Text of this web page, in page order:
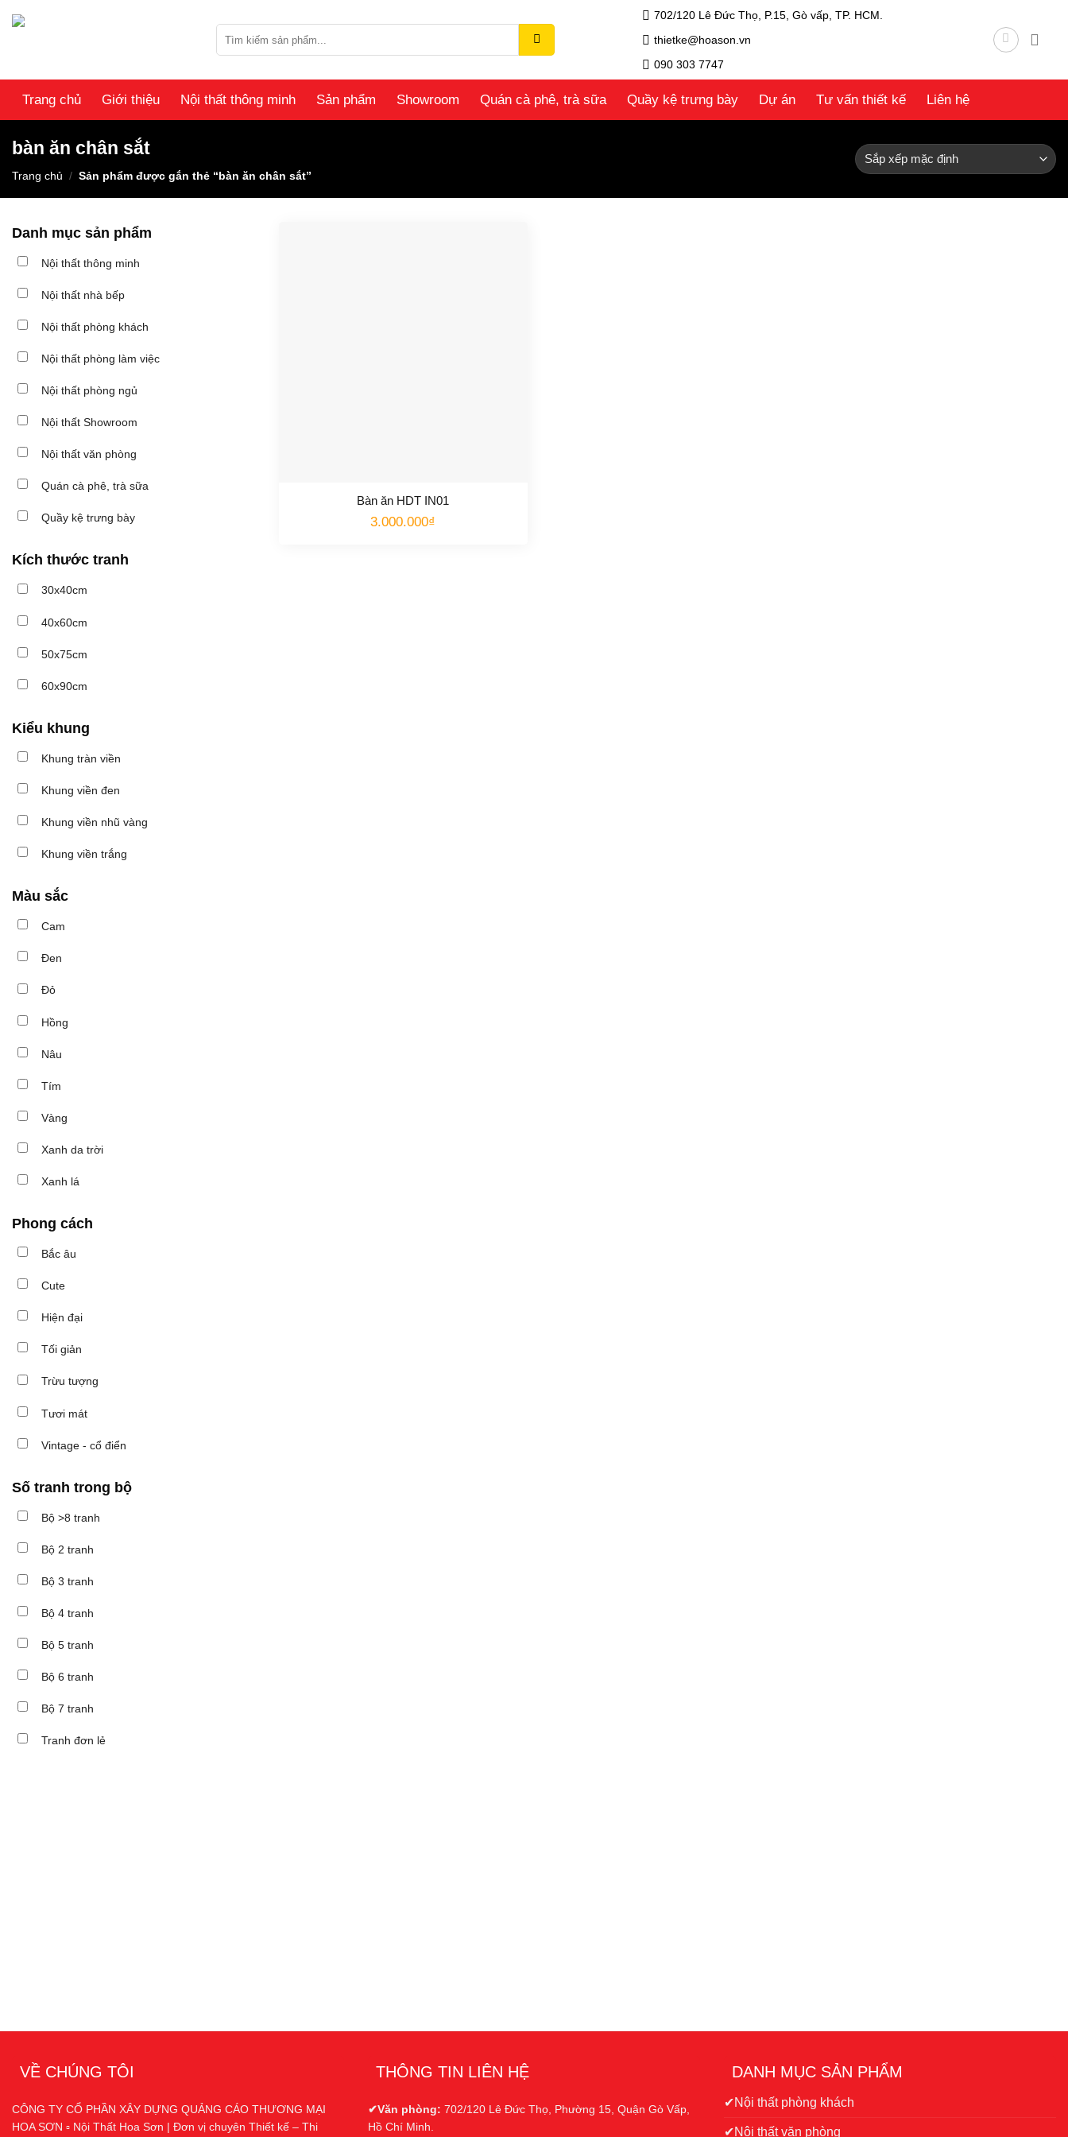
kiếm:
702/120 Lê Đức Thọ, P.15, Gò vấp, TP. HCM.
thietke@hoason.vn
090 303 7747
Trang chủ Giới thiệu Nội thất thông minh Sản phẩm Showroom Quán cà phê, trà sữa Quầy kệ trưng bày Dự án Tư vấn thiết kế Liên hệ
bàn ăn chân sắt
Trang chủ / Sản phẩm được gắn thẻ “bàn ăn chân sắt”
Danh mục sản phẩm
Nội thất thông minh
Nội thất nhà bếp
Nội thất phòng khách
Nội thất phòng làm việc
Nội thất phòng ngủ
Nội thất Showroom
Nội thất văn phòng
Quán cà phê, trà sữa
Quầy kệ trưng bày
Kích thước tranh
30x40cm
40x60cm
50x75cm
60x90cm
Kiểu khung
Khung tràn viền
Khung viền đen
Khung viền nhũ vàng
Khung viền trắng
Màu sắc
Cam
Đen
Đỏ
Hồng
Nâu
Tím
Vàng
Xanh da trời
Xanh lá
Phong cách
Bắc âu
Cute
Hiện đại
Tối giản
Trừu tượng
Tươi mát
Vintage - cổ điển
Số tranh trong bộ
Bộ >8 tranh
Bộ 2 tranh
Bộ 3 tranh
Bộ 4 tranh
Bộ 5 tranh
Bộ 6 tranh
Bộ 7 tranh
Tranh đơn lẻ
Bàn ăn HDT IN01
3.000.000₫
VỀ CHÚNG TÔI
CÔNG TY CỔ PHẦN XÂY DỰNG QUẢNG CÁO THƯƠNG MẠI
HOA SƠN ▫️ Nội Thất Hoa Sơn | Đơn vị chuyên Thiết kế – Thi
THÔNG TIN LIÊN HỆ
✔Văn phòng: 702/120 Lê Đức Thọ, Phường 15, Quận Gò Vấp,
Hồ Chí Minh.
DANH MỤC SẢN PHẨM
✔Nội thất phòng khách
✔Nội thất văn phòng